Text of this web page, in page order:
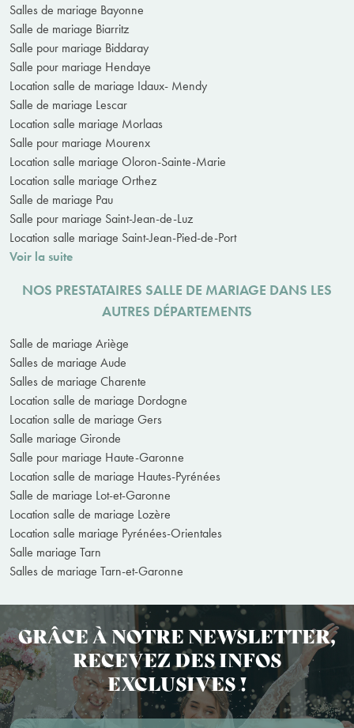
Salles de mariage Bayonne
Salle de mariage Biarritz
Salle pour mariage Biddaray
Salle pour mariage Hendaye
Location salle de mariage Idaux- Mendy
Salle de mariage Lescar
Location salle mariage Morlaas
Salle pour mariage Mourenx
Location salle mariage Oloron-Sainte-Marie
Location salle mariage Orthez
Salle de mariage Pau
Salle pour mariage Saint-Jean-de-Luz
Location salle mariage Saint-Jean-Pied-de-Port
Voir la suite
NOS PRESTATAIRES SALLE DE MARIAGE DANS LES
AUTRES DÉPARTEMENTS
Salle de mariage Ariège
Salles de mariage Aude
Salles de mariage Charente
Location salle de mariage Dordogne
Location salle de mariage Gers
Salle mariage Gironde
Salle pour mariage Haute-Garonne
Location salle de mariage Hautes-Pyrénées
Salle de mariage Lot-et-Garonne
Location salle de mariage Lozère
Location salle mariage Pyrénées-Orientales
Salle mariage Tarn
Salles de mariage Tarn-et-Garonne
GRÂCE À NOTRE NEWSLETTER,
RECEVEZ DES INFOS
EXCLUSIVES !